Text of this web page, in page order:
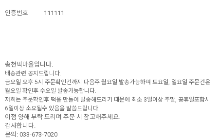
인증번호 111111
송천떡마을입니다.
배송관련 공지드립니다.
금요일 오후 5시 주문확인건까지 다음주 월요일 발송가능하며 토요일, 일요일 주문건은
월요일 확인후 수요일 발송가능합니다.
저희는 주문확인후 떡을 만들어 발송해드리기 때문에 최소 3일이상 주말, 공휴일포함시
6일이상 소요될수 있음을 말씀드립니다.
이점 양해 부탁 드리며 주문 시 참고해주세요.
감사합니다.
문의: 033-673-7020